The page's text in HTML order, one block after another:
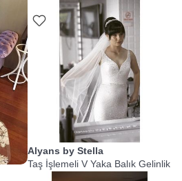
Alyans by Stella
Taş İşlemeli V Yaka Balık Gelinlik